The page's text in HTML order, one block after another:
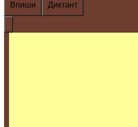
Впиши Диктант